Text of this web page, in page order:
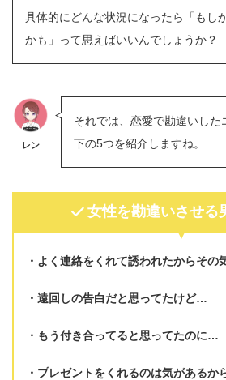
具体的にどんな状況になったら「もし
かも」って思えばいいんでしょうか？
レン
それでは、恋愛で勘違いした
下の5つを紹介しますね。
女性を勘違いさせる
よく連絡をくれて誘われたからそ
遠回しの告白だと思ってたけど…
もう付き合ってると思ってたのに…
プレゼントをくれるのは気があるか